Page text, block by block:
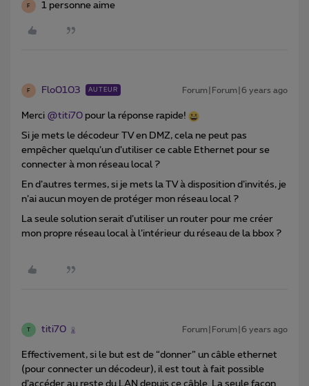
F 1 personne aime
F Flo0103 AUTEUR Forum|Forum|6 years ago
Merci @titi70 pour la réponse rapide!
Si je mets le décodeur TV en DMZ, cela ne peut pas
empêcher quelqu’un d’utiliser ce cable Ethernet pour se
connecter à mon réseau local ?
En d’autres termes, si je mets la TV à disposition d’invités, je
n’ai aucun moyen de protéger mon réseau local ?
La seule solution serait d’utiliser un router pour me créer
mon propre réseau local à l’intérieur du réseau de la bbox ?
T titi70 Forum|Forum|6 years ago
Effectivement, si le but est de “donner” un câble ethernet
(pour connecter un décodeur), il est tout à fait possible
d’accéder au reste du LAN depuis ce câble. La seule façon